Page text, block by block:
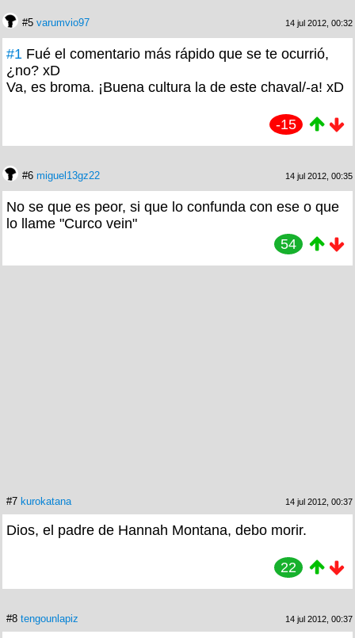
#5 varumvio97 14 jul 2012, 00:32
#1 Fué el comentario más rápido que se te ocurrió,
¿no? xD
Va, es broma. ¡Buena cultura la de este chaval/-a! xD
-15
#6 miguel13gz22 14 jul 2012, 00:35
No se que es peor, si que lo confunda con ese o que
lo llame "Curco vein"
54
#7 kurokatana 14 jul 2012, 00:37
Dios, el padre de Hannah Montana, debo morir.
22
#8 tengounlapiz 14 jul 2012, 00:37